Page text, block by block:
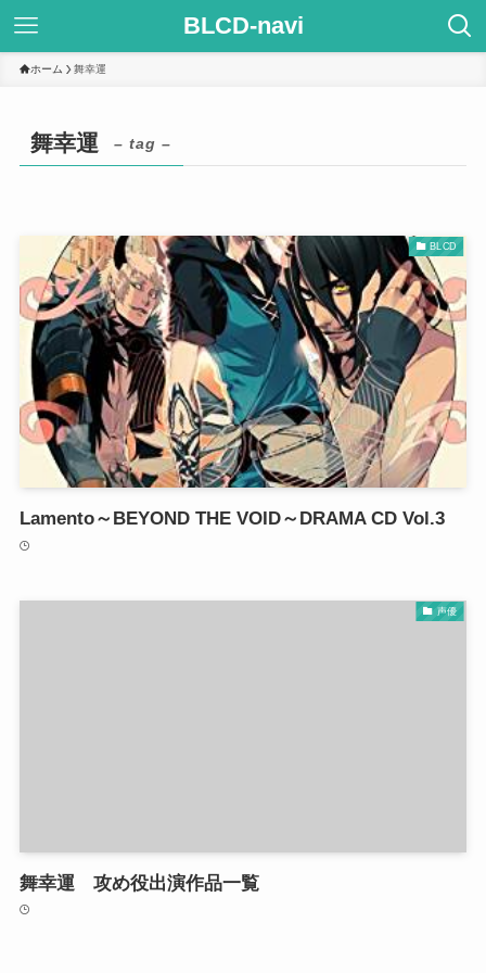
BLCD-navi
ホーム 舞幸運
舞幸運 – tag –
BLCD
Lamento～BEYOND THE VOID～DRAMA CD Vol.3
声優
舞幸運 攻め役出演作品一覧